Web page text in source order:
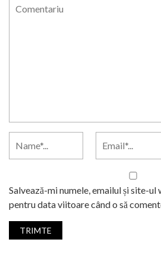
Salvează-mi numele, emailul și site-
pentru data viitoare când o să